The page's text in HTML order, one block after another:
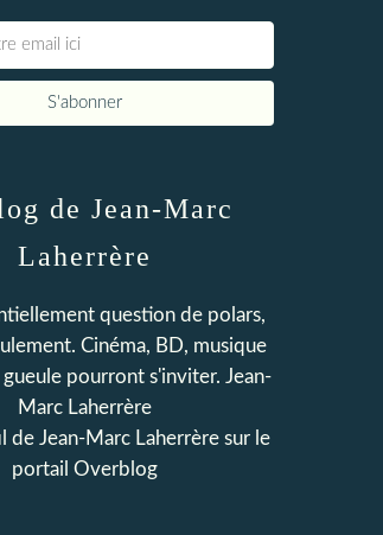
de Jean-Marc
Laherrère
question de polars,
Cinéma, BD, musique
pourront s'inviter. Jean-
Marc Laherrère
de Jean-Marc Laherrère sur le
portail Overblog